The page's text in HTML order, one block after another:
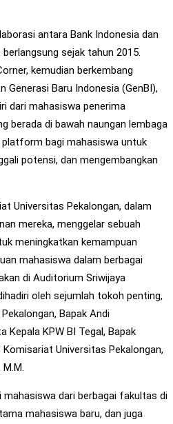
antara Bank Indonesia dan
sejak tahun 2015.
kemudian berkembang
Generasi Baru Indonesia (GenBI),
dari mahasiswa penerima
berada di bawah naungan lembaga
bagi mahasiswa untuk
potensi, dan mengembangkan
Universitas Pekalongan, dalam
mereka, menggelar sebuah
meningkatkan kemampuan
mahasiswa dalam berbagai
di Auditorium Sriwijaya
oleh sejumlah tokoh penting,
Bapak Andi
Kepala KPW BI Tegal, Bapak
Komisariat Universitas Pekalongan,
dari berbagai fakultas di
mahasiswa baru, dan juga